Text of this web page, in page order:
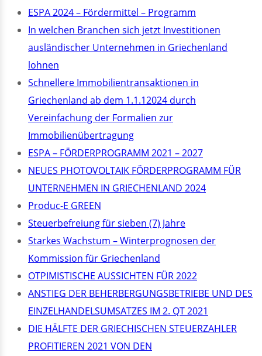
ESPA 2024 – Fördermittel – Programm
In welchen Branchen sich jetzt Investitionen
ausländischer Unternehmen in Griechenland
lohnen
Schnellere Immobilientransaktionen in
Griechenland ab dem 1.1.12024 durch
Vereinfachung der Formalien zur
Immobilienübertragung
ΕSPA – FÖRDERPROGRAMM 2021 – 2027
NEUES PHOTOVOLTAIK FÖRDERPROGRAMM FÜR
UNTERNEHMEN IN GRIECHENLAND 2024
Produc-E GREEN
Steuerbefreiung für sieben (7) Jahre
Starkes Wachstum – Winterprognosen der
Kommission für Griechenland
OTPIMISTISCHE AUSSICHTEN FÜR 2022
ANSTIEG DER BEHERBERGUNGSBETRIEBE UND DES
EINZELHANDELSUMSATZES IM 2. QT 2021
DIE HÄLFTE DER GRIECHISCHEN STEUERZAHLER
PROFITIEREN 2021 VON DEN